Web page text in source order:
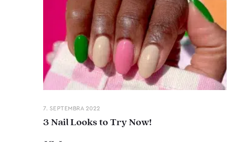
7. SEPTEMBRA 2022
3 Nail Looks to Try Now!